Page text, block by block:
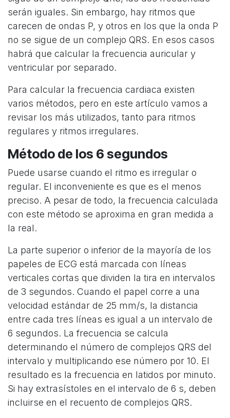
serán iguales. Sin embargo, hay ritmos que
carecen de ondas P, y otros en los que la onda P
no se sigue de un complejo QRS. En esos casos
habrá que calcular la frecuencia auricular y
ventricular por separado.
Para calcular la frecuencia cardiaca existen
varios métodos, pero en este artículo vamos a
revisar los más utilizados, tanto para ritmos
regulares y ritmos irregulares.
Método de los 6 segundos
Puede usarse cuando el ritmo es irregular o
regular. El inconveniente es que es el menos
preciso. A pesar de todo, la frecuencia calculada
con este método se aproxima en gran medida a
la real.
La parte superior o inferior de la mayoría de los
papeles de ECG está marcada con líneas
verticales cortas que dividen la tira en intervalos
de 3 segundos. Cuando el papel corre a una
velocidad estándar de 25 mm/s, la distancia
entre cada tres líneas es igual a un intervalo de
6 segundos. La frecuencia se calcula
determinando el número de complejos QRS del
intervalo y multiplicando ese número por 10. El
resultado es la frecuencia en latidos por minuto.
Si hay extrasístoles en el intervalo de 6 s, deben
incluirse en el recuento de complejos QRS.